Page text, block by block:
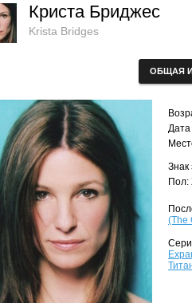
Криста Бриджес
Krista Bridges
ОБЩАЯ
Дата
Знак
Пол:
(The